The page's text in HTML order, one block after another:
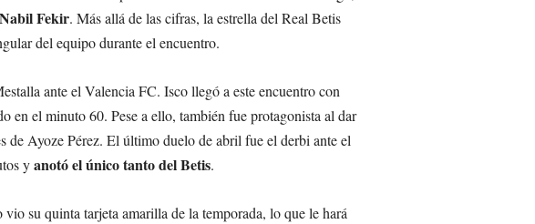
Fekir. Más allá de las cifras, la estrella del Real Betis
del equipo durante el encuentro.
ante el Valencia FC. Isco llegó a este encuentro con
en el minuto 60. Pese a ello, también fue protagonista al dar
de Ayoze Pérez. El último duelo de abril fue el derbi ante el
yanotó el único tanto del Betis.
su quinta tarjeta amarilla de la temporada, lo que le hará